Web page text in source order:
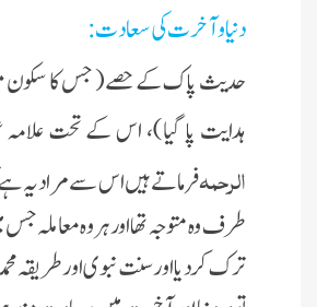
دنیا وآخرت کی سعادت:
حدیث پاک کے حصے( جس کا سکون
ہدایت پا گیا)، اس کے تحت علامہ
الرحمہفرماتے ہیں اس سے مراد یہ
طرف وہ متوجہ تھا اور ہر وہ معاملہ
ترک کردیا اور سنت نبوی اور طریقہ